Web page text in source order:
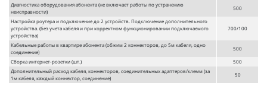
Диагностика оборудования абонента (не включает работы по устранению
неисправности)
500
Настройка роутера и подключение до 2 устройств. Подключение дополнительного
устройства. (без учета кабеля и при корректном функционировании подключаемого
устройства)
700/100
Кабельные работы в квартире абонента (обжим 2 коннекторов, до 5м кабеля, одно
соединение)
500
Сборка интернет-розетки (шт.)
500
Дополнительный расход кабеля, коннекторов, соединительных адаптеров/клемм (за
1м кабеля, каждый коннектор, соединение)
50